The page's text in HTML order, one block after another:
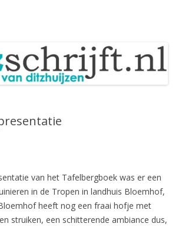
van het Tafelbergboek was er een
in de Tropen in landhuis Bloemhof,
heeft nog een fraai hofje met
struiken, een schitterende ambiance dus,